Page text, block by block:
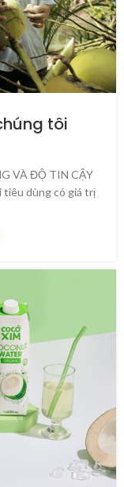
tôi
VÀ ĐỘ TIN CẬY
tiêu dùng có giá trị